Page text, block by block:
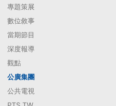
專題策展
數位敘事
當期節目
深度報導
觀點
公廣集團
公共電視